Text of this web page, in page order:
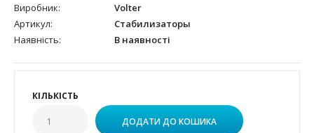
Виробник:
Volter
Артикул:
Стабилизаторы
Наявність:
В наявності
КІЛЬКІСТЬ